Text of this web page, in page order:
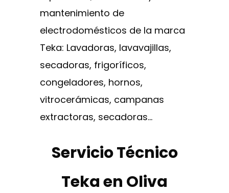
mantenimiento de
electrodomésticos de la marca
Teka: Lavadoras, lavavajillas,
secadoras, frigoríficos,
congeladores, hornos,
vitrocerámicas, campanas
extractoras, secadoras…
Servicio Técnico
Teka en Oliva